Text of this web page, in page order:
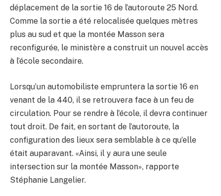
déplacement de la sortie 16 de l’autoroute 25 Nord.
Comme la sortie a été relocalisée quelques mètres
plus au sud et que la montée Masson sera
reconfigurée, le ministère a construit un nouvel accès
à l’école secondaire.
Lorsqu’un automobiliste empruntera la sortie 16 en
venant de la 440, il se retrouvera face à un feu de
circulation. Pour se rendre à l’école, il devra continuer
tout droit. De fait, en sortant de l’autoroute, la
configuration des lieux sera semblable à ce qu’elle
était auparavant. «Ainsi, il y aura une seule
intersection sur la montée Masson», rapporte
Stéphanie Langelier.